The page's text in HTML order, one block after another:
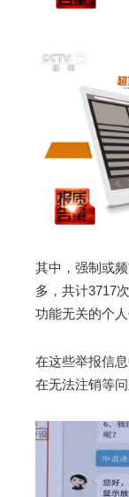
其中，强制或
多，共计3717
功能无关的个
在这些举报信
在无法注销等问